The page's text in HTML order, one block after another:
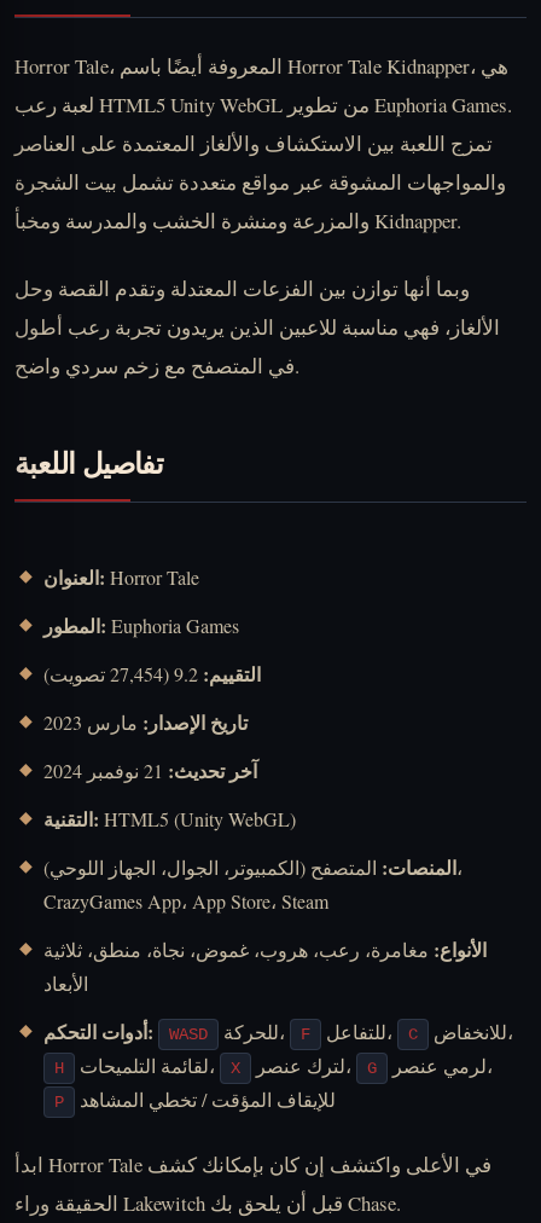
Horror Tale، المعروفة أيضًا باسم Horror Tale Kidnapper، هي
لعبة رعب HTML5 Unity WebGL من تطوير Euphoria Games.
تمزج اللعبة بين الاستكشاف والألغاز المعتمدة على العناصر
والمواجهات المشوقة عبر مواقع متعددة تشمل بيت الشجرة
والمزرعة ومنشرة الخشب والمدرسة ومخبأ Kidnapper.
وبما أنها توازن بين الفزعات المعتدلة وتقدم القصة وحل
الألغاز، فهي مناسبة للاعبين الذين يريدون تجربة رعب أطول
في المتصفح مع زخم سردي واضح.
تفاصيل اللعبة
العنوان: Horror Tale
المطور: Euphoria Games
التقييم:
تاريخ الإصدار: مارس 2023
آخر تحديث:
التقنية: HTML5 (Unity WebGL)
المنصات: المتصفح (الكمبيوتر، الجوال، الجهاز اللوحي)،
CrazyGames App، App Store، Steam
الأنواع: مغامرة، رعب، هروب، غموض، نجاة، منطق، ثلاثية
الأبعاد
أدوات التحكم: WASD للحركة، F للتفاعل، C للانخفاض،
H لقائمة التلميحات، X لترك عنصر، G لرمي عنصر،
P للإيقاف المؤقت / تخطي المشاهد
ابدأ Horror Tale في الأعلى واكتشف إن كان بإمكانك كشف
الحقيقة وراء Lakewitch قبل أن يلحق بك Chase.